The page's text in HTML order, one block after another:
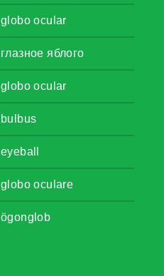
globo ocular
глазное яблого
globo ocular
bulbus
eyeball
globo oculare
ögonglob